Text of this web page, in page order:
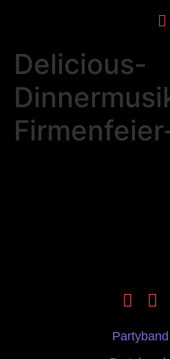
Delicious-